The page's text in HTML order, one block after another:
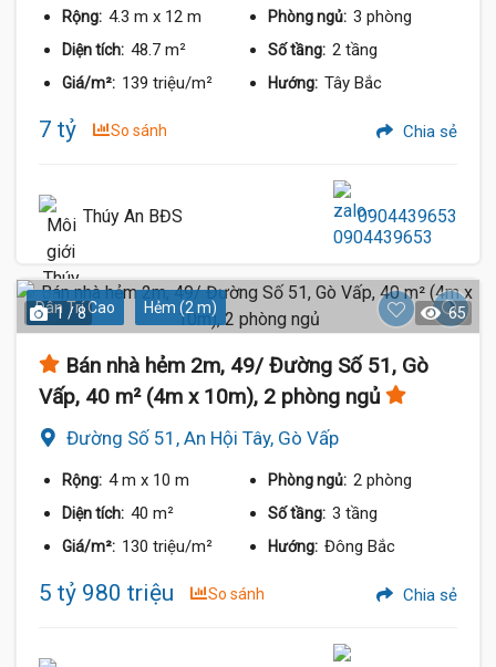
Rộng: 4.3 m x 12 m Phòng ngủ: 3 phòng
Diện tích: 48.7 m² Số tầng: 2 tầng
Giá/m²: 139 triệu/m² Hướng: Tây Bắc
7 tỷ So sánh Chia sẻ
Thúy An BĐS 0904439653
Dân Trí Cao Hẻm (2 m)
1 / 8 65
Bán nhà hẻm 2m, 49/ Đường Số 51, Gò
Vấp, 40 m² (4m x 10m), 2 phòng ngủ
Đường Số 51, An Hội Tây, Gò Vấp
Rộng: 4 m x 10 m Phòng ngủ: 2 phòng
Diện tích: 40 m² Số tầng: 3 tầng
Giá/m²: 130 triệu/m² Hướng: Đông Bắc
5 tỷ 980 triệu So sánh Chia sẻ